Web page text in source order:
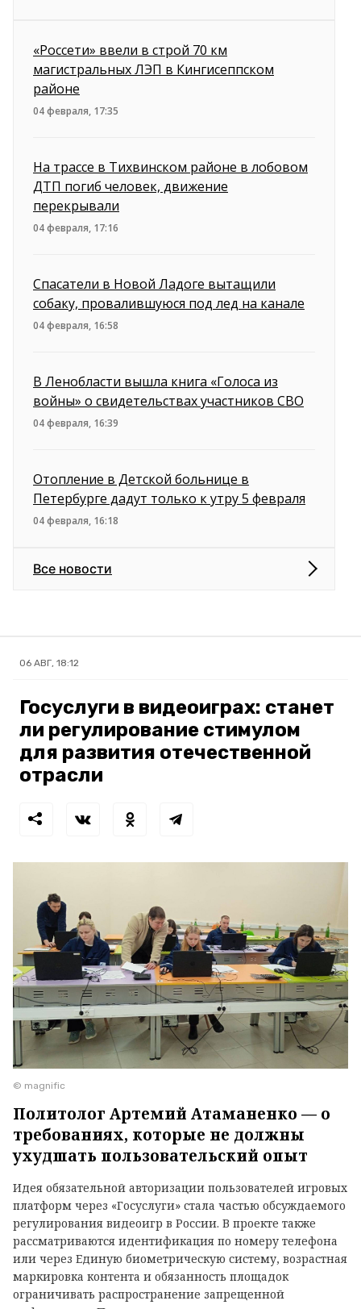
«Россети» ввели в строй 70 км
магистральных ЛЭП в Кингисеппском
районе
04 февраля, 17:35
На трассе в Тихвинском районе в лобовом
ДТП погиб человек, движение
перекрывали
04 февраля, 17:16
Спасатели в Новой Ладоге вытащили
собаку, провалившуюся под лед на канале
04 февраля, 16:58
В Ленобласти вышла книга «Голоса из
войны» о свидетельствах участников СВО
04 февраля, 16:39
Отопление в Детской больнице в
Петербурге дадут только к утру 5 февраля
04 февраля, 16:18
Все новости
06 АВГ, 18:12
Госуслуги в видеоиграх: станет
ли регулирование стимулом
для развития отечественной
отрасли
© magnific
Политолог Артемий Атаманенко — о
требованиях, которые не должны
ухудшать пользовательский опыт
Идея обязательной авторизации пользователей игровых
платформ через «Госуслуги» стала частью обсуждаемого
регулирования видеоигр в России. В проекте также
рассматриваются идентификация по номеру телефона
или через Единую биометрическую систему, возрастная
маркировка контента и обязанность площадок
ограничивать распространение запрещенной